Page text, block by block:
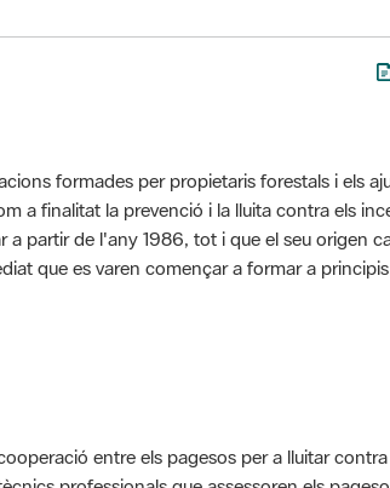
formades per propietaris forestals i els
a finalitat la prevenció i la lluita contra els
a partir de l'any 1986, tot i que el seu origen
que es varen començar a formar a
entre els pagesos per a lluitar contra